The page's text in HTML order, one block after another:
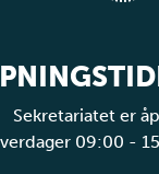
Sekretariatet er
09:00 -